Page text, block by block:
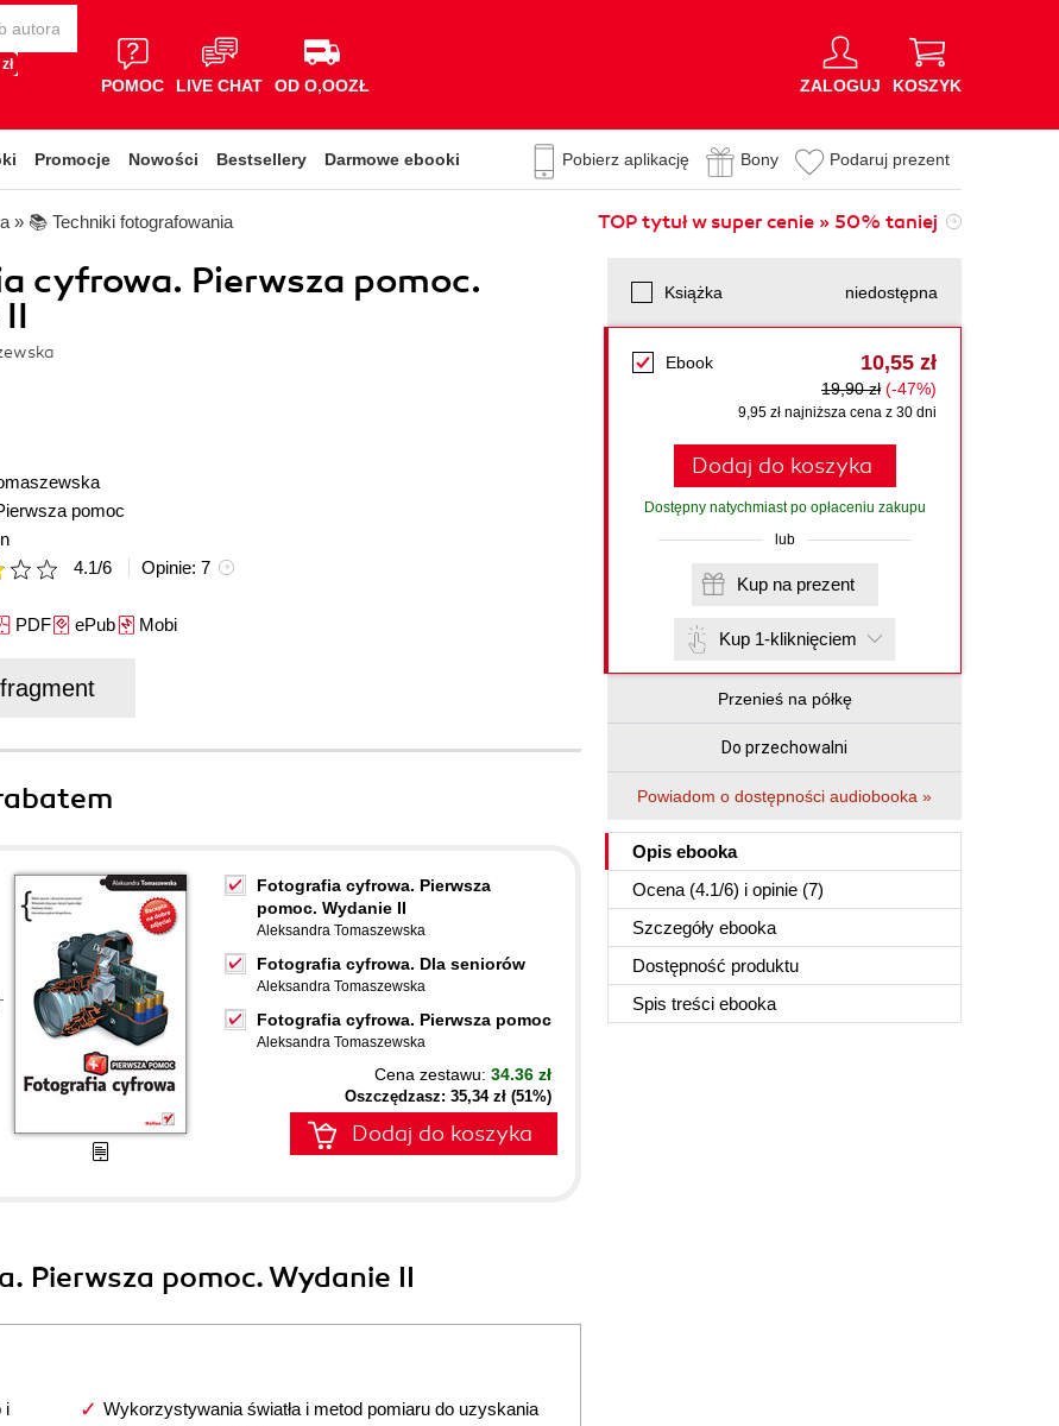
POMOC LIVE CHAT OD O,OOZŁ ZALOGUJ KOSZYK
Promocje Nowości Bestsellery Darmowe ebooki Pobierz aplikację Bony Podaruj prezent
» 📚 Techniki fotografowania TOP tytuł w super cenie » 50% taniej
cyfrowa. Pierwsza pomoc.
pomoc
4.1/6 Opinie: 7
ePubMobi
Książka niedostępna
Ebook 10,55 zł
19,90 zł (-47%)
9,95 zł najniższa cena z 30 dni
Dodaj do koszyka
Dostępny natychmiast po opłaceniu zakupu
lub
Kup na prezent
Kup 1-kliknięciem
Przenieś na półkę
Do przechowalni
Powiadom o dostępności audiobooka »
Opis ebooka
Ocena (4.1/6) i opinie (7)
Szczegóły ebooka
Dostępność produktu
Spis treści ebooka
Fotografia cyfrowa. Pierwsza
pomoc. Wydanie II
Aleksandra Tomaszewska
Fotografia cyfrowa. Dla seniorów
Aleksandra Tomaszewska
Fotografia cyfrowa. Pierwsza pomoc
Aleksandra Tomaszewska
Cena zestawu: 34.36 zł
Oszczędzasz: 35,34 zł (51%)
Dodaj do koszyka
Pierwsza pomoc. Wydanie II
i
Wykorzystywania światła i metod pomiaru do uzyskania